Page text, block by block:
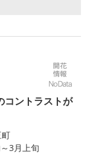
コントラストが
3月上旬